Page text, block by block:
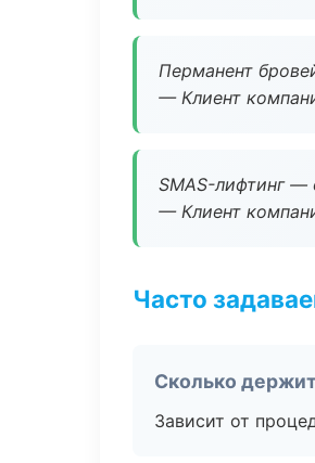
Перманент
— Клиент
SMAS-лифтинг —
— Клиент
Часто
Сколько
Зависит от